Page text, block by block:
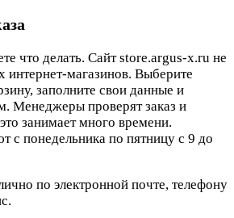
что делать. Сайт store.argus-x.ru не
интернет-магазинов. Выберите
заполните свои данные и
Менеджеры проверят заказ и
занимает много времени.
с понедельника по пятницу с 9 до
по электронной почте, телефону